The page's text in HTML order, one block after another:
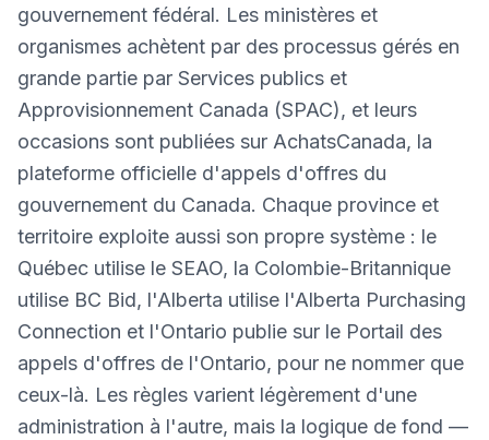
gouvernement fédéral. Les ministères et
organismes achètent par des processus gérés en
grande partie par Services publics et
Approvisionnement Canada (SPAC), et leurs
occasions sont publiées sur AchatsCanada, la
plateforme officielle d'appels d'offres du
gouvernement du Canada. Chaque province et
territoire exploite aussi son propre système : le
Québec utilise le SEAO, la Colombie-Britannique
utilise BC Bid, l'Alberta utilise l'Alberta Purchasing
Connection et l'Ontario publie sur le Portail des
appels d'offres de l'Ontario, pour ne nommer que
ceux-là. Les règles varient légèrement d'une
administration à l'autre, mais la logique de fond —